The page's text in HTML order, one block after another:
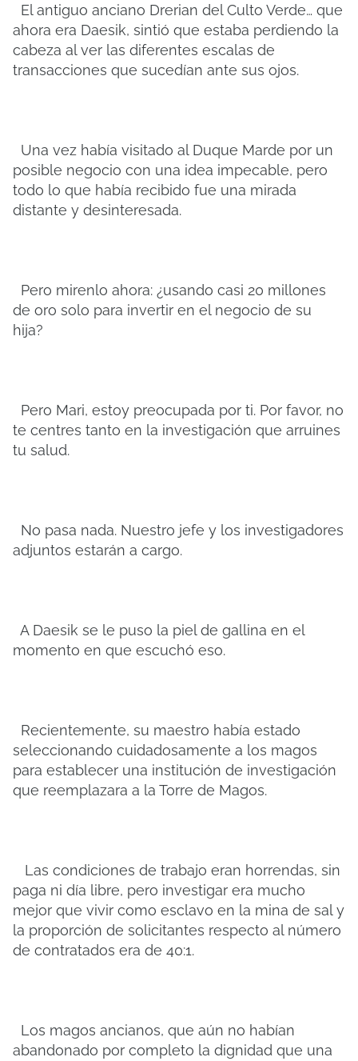
El antiguo anciano Drerian del Culto Verde… que
ahora era Daesik, sintió que estaba perdiendo la
cabeza al ver las diferentes escalas de
transacciones que sucedían ante sus ojos.
Una vez había visitado al Duque Marde por un
posible negocio con una idea impecable, pero
todo lo que había recibido fue una mirada
distante y desinteresada.
Pero mirenlo ahora: ¿usando casi 20 millones
de oro solo para invertir en el negocio de su
hija?
Pero Mari, estoy preocupada por ti. Por favor, no
te centres tanto en la investigación que arruines
tu salud.
No pasa nada. Nuestro jefe y los investigadores
adjuntos estarán a cargo.
A Daesik se le puso la piel de gallina en el
momento en que escuchó eso.
Recientemente, su maestro había estado
seleccionando cuidadosamente a los magos
para establecer una institución de investigación
que reemplazara a la Torre de Magos.
Las condiciones de trabajo eran horrendas, sin
paga ni día libre, pero investigar era mucho
mejor que vivir como esclavo en la mina de sal y
la proporción de solicitantes respecto al número
de contratados era de 40:1.
Los magos ancianos, que aún no habían
abandonado por completo la dignidad que una